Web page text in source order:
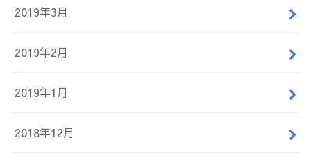
2019年3月
2019年2月
2019年1月
2018年12月